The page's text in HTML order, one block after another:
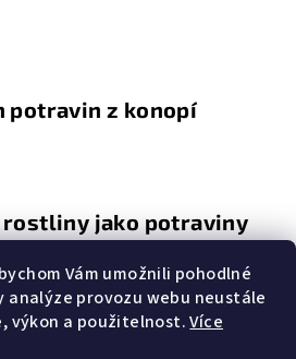
Vám umožnili pohodlné
analýze provozu webu neustále
výkon a použitelnost.Více
potravin z konopí
rostliny jako potraviny
budoucnosti